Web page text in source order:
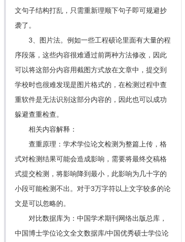
文句子结构打乱，只需重新理顺下句子即可规避抄
袭了。
3、图片法。例如一些工程硕论里面有大量的程
序段落，这些内容很难通过前两种方法修改，因此
可以将这部分内容用截图方式放在文章中，提交到
学校时也很难发现是图片格式的，在检测过程中查
重软件是无法识别这部分内容的，因此也可以成功
躲避查重检查。
相关内容解释：
查重原理：学术学位论文检测为整篇上传，格
式对检测结果可能会造成影响，需要将最终交稿格
式提交检测，将影响降到最小，此影响为几十字的
小段可能检测不出。对于3万字符以上文字较多的论
文是可以忽略的。
对比数据库为：中国学术期刊网络出版总库，
中国博士学位论文全文数据库/中国优秀硕士学位论